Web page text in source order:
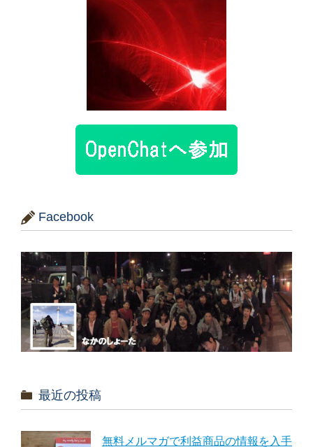
Facebook
最近の投稿
無料メルマガで利益商品の情報を入手